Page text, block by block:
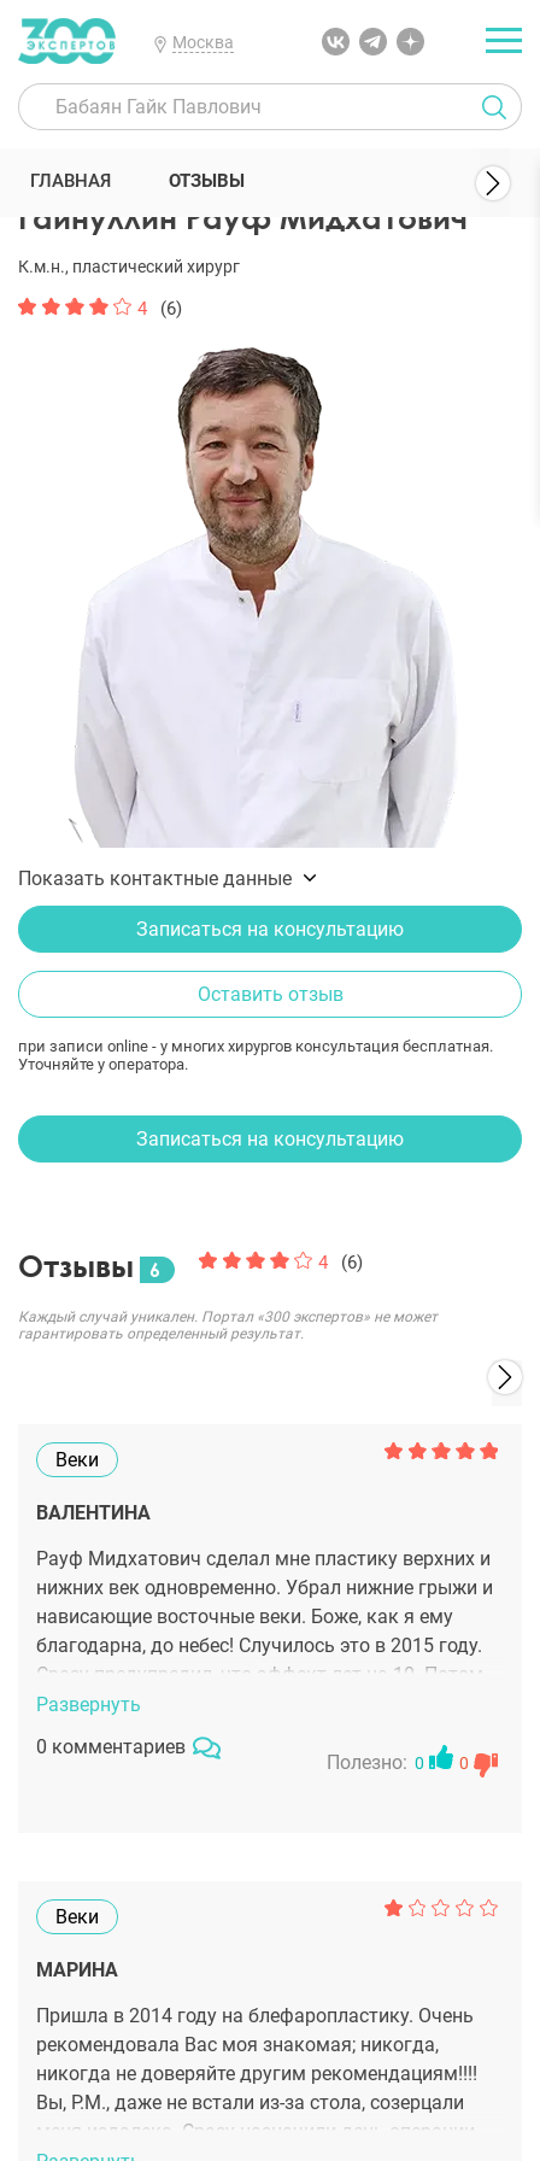
Москва
300 Экспертов Пластические хирурги Гайнуллин Рауф
Гайнуллин Рауф Мидхатович
К.м.н., пластический хирург
4 (6)
Показать контактные данные
Записаться на консультацию
Оставить отзыв
при записи online - у многих хирургов консультация бесплатная.
Уточняйте у оператора.
ГЛАВНАЯ ОТЗЫВЫ
Записаться на консультацию
Отзывы 6 4 (6)
Каждый случай уникален. Портал «300 экспертов» не может
гарантировать определенный результат.
Веки
ВАЛЕНТИНА
Рауф Мидхатович сделал мне пластику верхних и
нижних век одновременно. Убрал нижние грыжи и
нависающие восточные веки. Боже, как я ему
благодарна, до небес! Случилось это в 2015 году.
Сразу предупредил, что эффект лет на 10. Потом
природа возьмет свое, и надо будет повторить. Его
правда, сейчас на дворе 2025, и я собираюсь к
нему на повторную блефаропластику.
и улучшая людей! Огромное Вам спасибо!
Развернуть
0 комментариев
Полезно: 0 0
Веки
МАРИНА
Пришла в 2014 году на блефаропластику. Очень
рекомендовала Вас моя знакомая; никогда,
никогда не доверяйте другим рекомендациям!!!!
Вы, Р.М., даже не встали из-за стола, созерцали
меня издалека. Сразу назначили день операции,